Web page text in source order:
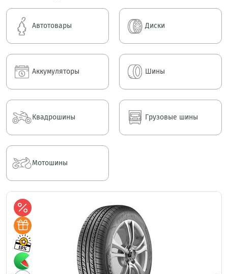
Автотовары Диски
Аккумуляторы Шины
Квадрошины Грузовые шины
Мотошины